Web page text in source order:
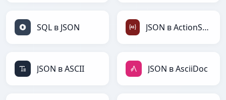
SQL в JSON JSON в ActionScript
JSON в ASCII JSON в AsciiDoc